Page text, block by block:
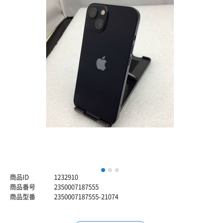
1 2
商品ID
1232910
商品番号
2350007187555
商品型番
2350007187555-21074